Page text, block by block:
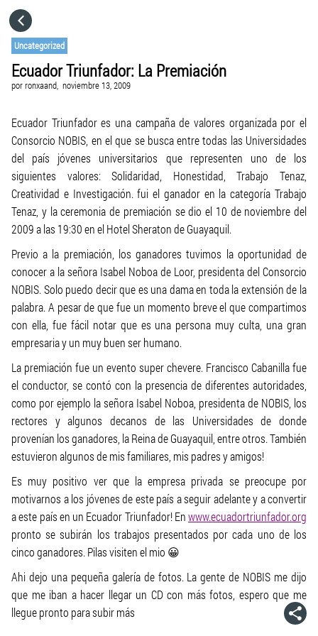
Uncategorized
Ecuador Triunfador: La Premiación
porronxaand, noviembre 13, 2009
Ecuador Triunfador es una campaña de valores organizada por el
Consorcio NOBIS, en el que se busca entre todas las Universidades
del país jóvenes universitarios que representen uno de los
siguientes valores: Solidaridad, Honestidad, Trabajo Tenaz,
Creatividad e Investigación. fui el ganador en la categoría Trabajo
Tenaz, y la ceremonia de premiación se dio el 10 de noviembre del
2009 a las 19:30 en el Hotel Sheraton de Guayaquil.
Previo a la premiación, los ganadores tuvimos la oportunidad de
conocer a la señora Isabel Noboa de Loor, presidenta del Consorcio
NOBIS. Solo puedo decir que es una dama en toda la extensión de la
palabra. A pesar de que fue un momento breve el que compartimos
con ella, fue fácil notar que es una persona muy culta, una gran
empresaria y un muy buen ser humano.
La premiación fue un evento super chevere. Francisco Cabanilla fue
el conductor, se contó con la presencia de diferentes autoridades,
como por ejemplo la señora Isabel Noboa, presidenta de NOBIS, los
rectores y algunos decanos de las Universidades de donde
provenían los ganadores, la Reina de Guayaquil, entre otros. También
estuvieron algunos de mis familiares, mis padres y amigos!
Es muy positivo ver que la empresa privada se preocupe por
motivarnos a los jóvenes de este país a seguir adelante y a convertir
a este país en un Ecuador Triunfador! Enwww.ecuadortriunfador.org
pronto se subirán los trabajos presentados por cada uno de los
cinco ganadores. Pilas visiten el mio 😀
Ahi dejo una pequeña galería de fotos. La gente de NOBIS me dijo
que me iban a hacer llegar un CD con más fotos, espero que me
llegue pronto para subir más
CATEGORÍAS
VISITA EL SITIO WEB